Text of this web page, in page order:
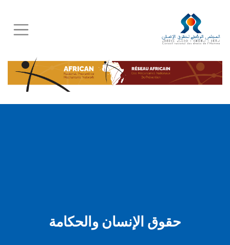
Skip
to
main
content
حقوق الإنسان والحكامة